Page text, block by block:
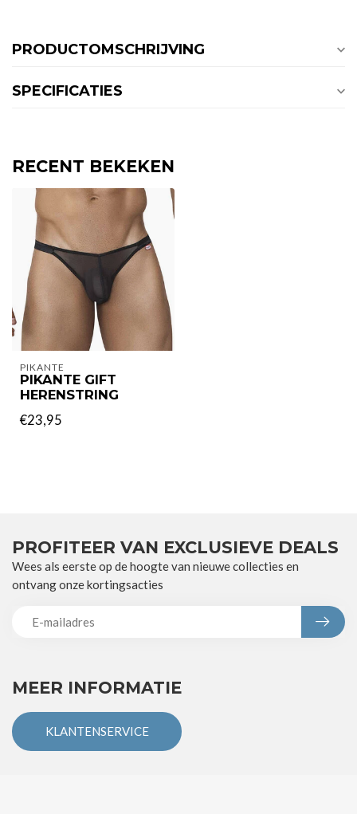
PRODUCTOMSCHRIJVING
SPECIFICATIES
RECENT BEKEKEN
PIKANTE
PIKANTE GIFT
HERENSTRING
€23,95
MEER INFORMATIE
KLANTENSERVICE
PROFITEER VAN EXCLUSIEVE DEALS
Wees als eerste op de hoogte van nieuwe collecties en
ontvang onze kortingsacties